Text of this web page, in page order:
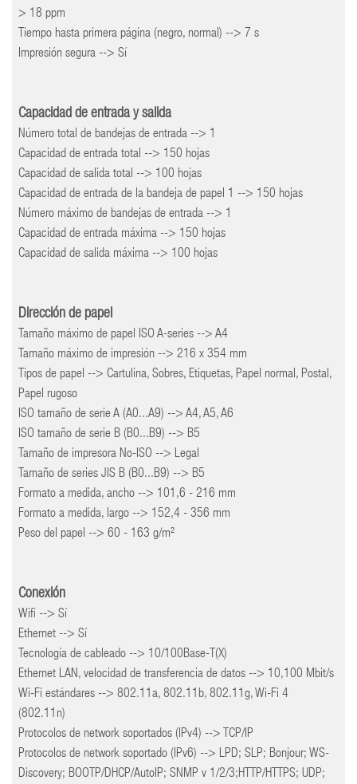
> 18 ppm
Tiempo hasta primera página (negro, normal) --> 7 s
Impresión segura --> Sí
Capacidad de entrada y salida
Número total de bandejas de entrada --> 1
Capacidad de entrada total --> 150 hojas
Capacidad de salida total --> 100 hojas
Capacidad de entrada de la bandeja de papel 1 --> 150 hojas
Número máximo de bandejas de entrada --> 1
Capacidad de entrada máxima --> 150 hojas
Capacidad de salida máxima --> 100 hojas
Dirección de papel
Tamaño máximo de papel ISO A-series --> A4
Tamaño máximo de impresión --> 216 x 354 mm
Tipos de papel --> Cartulina, Sobres, Etiquetas, Papel normal, Postal,
Papel rugoso
ISO tamaño de serie A (A0...A9) --> A4, A5, A6
ISO tamaño de serie B (B0...B9) --> B5
Tamaño de impresora No-ISO --> Legal
Tamaño de series JIS B (B0...B9) --> B5
Formato a medida, ancho --> 101,6 - 216 mm
Formato a medida, largo --> 152,4 - 356 mm
Peso del papel --> 60 - 163 g/m²
Conexión
Wifi --> Sí
Ethernet --> Sí
Tecnología de cableado --> 10/100Base-T(X)
Ethernet LAN, velocidad de transferencia de datos --> 10,100 Mbit/s
Wi-Fi estándares --> 802.11a, 802.11b, 802.11g, Wi-Fi 4
(802.11n)
Protocolos de network soportados (IPv4) --> TCP/IP
Protocolos de network soportado (IPv6) --> LPD; SLP; Bonjour; WS-
Discovery; BOOTP/DHCP/AutoIP; SNMP v 1/2/3;HTTP/HTTPS; UDP;